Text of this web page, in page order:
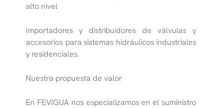
alto nivel
Importadores y distribuidores de válvulas y
accesorios para sistemas hidráulicos industriales
y residenciales.
Nuestra propuesta de valor
En FEVIGUA nos especializamos en el suministro